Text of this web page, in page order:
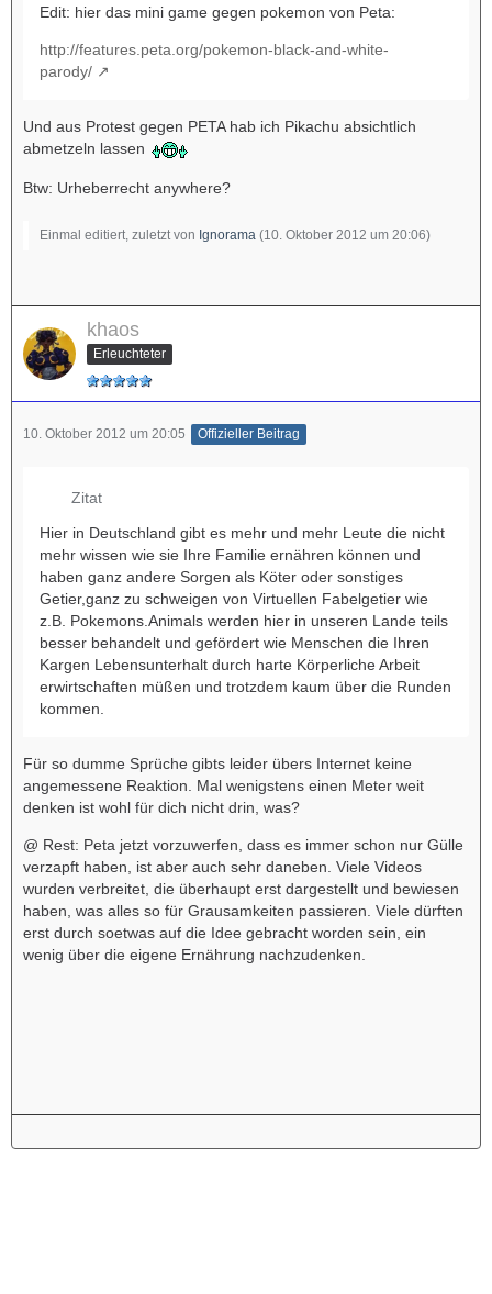
Edit: hier das mini game gegen pokemon von Peta:
http://features.peta.org/pokemon-black-and-white-
parody/
Und aus Protest gegen PETA hab ich Pikachu absichtlich
abmetzeln lassen
Btw: Urheberrecht anywhere?
Einmal editiert, zuletzt von Ignorama (10. Oktober 2012 um 20:06)
khaos
Erleuchteter
10. Oktober 2012 um 20:05 Offizieller Beitrag
Zitat
Hier in Deutschland gibt es mehr und mehr Leute die nicht
mehr wissen wie sie Ihre Familie ernähren können und
haben ganz andere Sorgen als Köter oder sonstiges
Getier,ganz zu schweigen von Virtuellen Fabelgetier wie
z.B. Pokemons.Animals werden hier in unseren Lande teils
besser behandelt und gefördert wie Menschen die Ihren
Kargen Lebensunterhalt durch harte Körperliche Arbeit
erwirtschaften müßen und trotzdem kaum über die Runden
kommen.
Für so dumme Sprüche gibts leider übers Internet keine
angemessene Reaktion. Mal wenigstens einen Meter weit
denken ist wohl für dich nicht drin, was?
@ Rest: Peta jetzt vorzuwerfen, dass es immer schon nur Gülle
verzapft haben, ist aber auch sehr daneben. Viele Videos
wurden verbreitet, die überhaupt erst dargestellt und bewiesen
haben, was alles so für Grausamkeiten passieren. Viele dürften
erst durch soetwas auf die Idee gebracht worden sein, ein
wenig über die eigene Ernährung nachzudenken.